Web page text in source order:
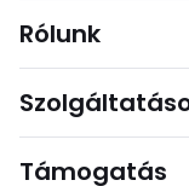
Rólunk
Támogatás